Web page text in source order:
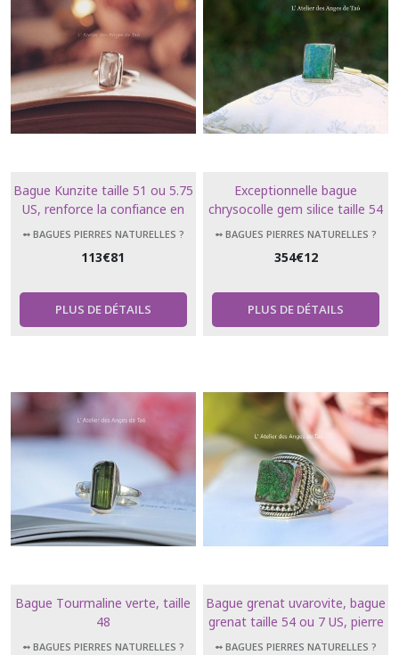
Bague Kunzite taille 51 ou 5.75
US, renforce la confiance en
soi, le respect de soi et des
➻ BAGUES PIERRES NATURELLES ?
113€81
PLUS DE DÉTAILS
Exceptionnelle bague
chrysocolle gem silice taille 54
ou 7 US
➻ BAGUES PIERRES NATURELLES ?
354€12
PLUS DE DÉTAILS
Bague Tourmaline verte, taille
48
➻ BAGUES PIERRES NATURELLES ?
Bague grenat uvarovite, bague
grenat taille 54 ou 7 US, pierre
rare
➻ BAGUES PIERRES NATURELLES ?